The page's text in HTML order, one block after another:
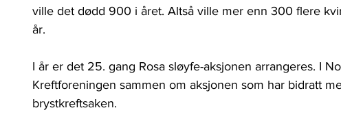
ville det dødd 900 i året. Altså ville mer enn 300 flere
år.
I år er det 25. gang Rosa sløyfe-aksjonen arrangeres. I
Kreftforeningen sammen om aksjonen som har bidratt
brystkreftsaken.